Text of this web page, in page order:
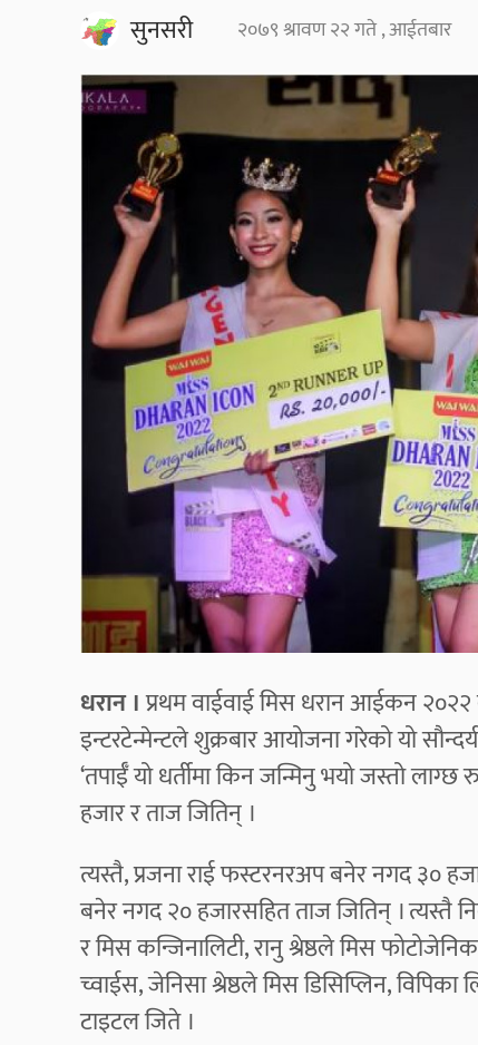
सुनसरी २०७९ श्रावण २२ गते , आईतबार
धरान ।प्रथम वाईवाई मिस धरान आईकन
इन्टरटेन्मेन्टले शुक्रबार आयोजना गरेको यो सौन्दर्य
‘तपाईँ यो धर्तीमा किन जन्मिनु भयो जस्तो
हजार र ताज जितिन् ।
त्यस्तै, प्रजना राई फस्टरनरअप बनेर नगद ३०
बनेर नगद २० हजारसहित ताज जितिन् । त्यस्तै
र मिस कन्जिनालिटी, रानु श्रेष्ठले मिस
च्वाईस, जेनिसा श्रेष्ठले मिस डिसिप्लिन,
टाइटल जिते ।